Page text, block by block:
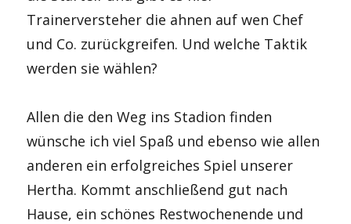
Trainerversteher die ahnen auf wen Chef
und Co. zurückgreifen. Und welche Taktik
werden sie wählen?
Allen die den Weg ins Stadion finden
wünsche ich viel Spaß und ebenso wie allen
anderen ein erfolgreiches Spiel unserer
Hertha. Kommt anschließend gut nach
Hause, ein schönes Restwochenende und